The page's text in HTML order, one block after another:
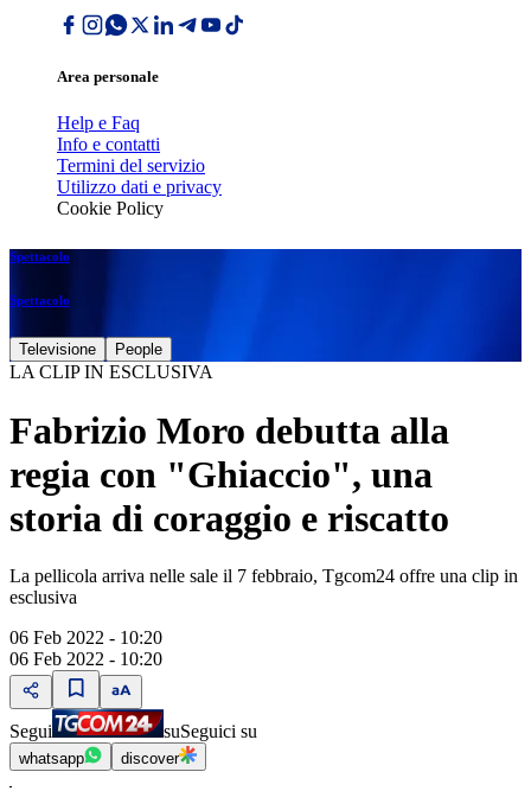
Area personale
Help e Faq
Info e contatti
Termini del servizio
Utilizzo dati e privacy
Cookie Policy
Spettacolo
Spettacolo
Televisione People
LA CLIP IN ESCLUSIVA
Fabrizio Moro debutta alla
regia con "Ghiaccio", una
storia di coraggio e riscatto
La pellicola arriva nelle sale il 7 febbraio, Tgcom24 offre una clip in
esclusiva
06 Feb 2022 - 10:20
06 Feb 2022 - 10:20
Segui suSeguici su
whatsapp discover